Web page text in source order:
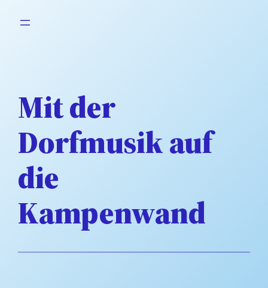
Mit der
Dorfmusik auf
die
Kampenwand